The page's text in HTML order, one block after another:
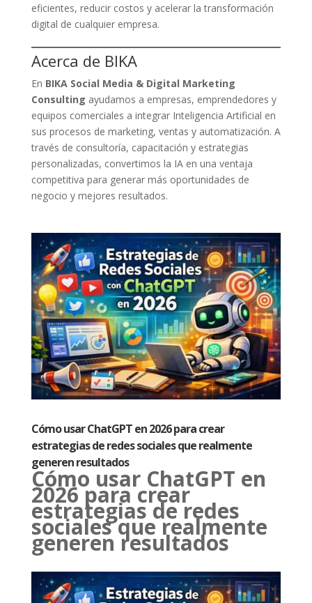
eficientes, reducir costos y acelerar la transformación
digital de cualquier empresa.
Acerca de BIKA
En BIKA Social Media & Digital Marketing
Consulting ayudamos a empresas, emprendedores y
equipos comerciales a integrar Inteligencia Artificial en
sus procesos de marketing, ventas y automatización. A
través de consultoría, capacitación y estrategias
personalizadas, convertimos la IA en una ventaja
competitiva para generar más oportunidades de
negocio y mejores resultados.
Cómo usar ChatGPT en 2026 para crear
estrategias de redes sociales que realmente
generen resultados
Cómo usar ChatGPT en
2026 para crear
estrategias de redes
sociales que realmente
generen resultados